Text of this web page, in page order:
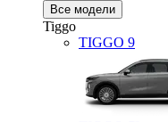
Все модели
Tiggo
TIGGO 9